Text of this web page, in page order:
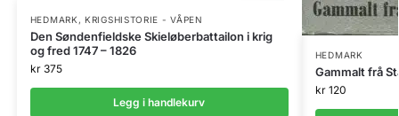
HEDMARK ,KRIGSHISTORIE - VÅPEN
Den Søndenfieldske Skieløberbattailon i krig
og fred 1747 – 1826
kr375
Legg i handlekurv
HEDMARK
Gammalt frå
kr120